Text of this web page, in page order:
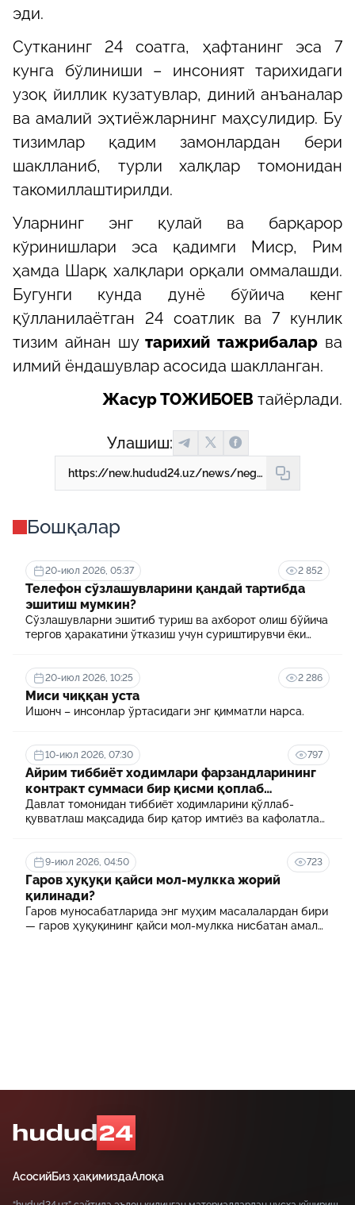
эди.
Сутканинг 24 соатга, ҳафтанинг эса 7
кунга бўлиниши – инсоният тарихидаги
узоқ йиллик кузатувлар, диний анъаналар
ва амалий эҳтиёжларнинг маҳсулидир. Бу
тизимлар қадим замонлардан бери
шаклланиб, турли халқлар томонидан
такомиллаштирилди.
Уларнинг энг қулай ва барқарор
кўринишлари эса қадимги Миср, Рим
ҳамда Шарқ халқлари орқали оммалашди.
Бугунги кунда дунё бўйича кенг
қўлланилаётган 24 соатлик ва 7 кунлик
тизим айнан шутарихий тажрибалар ва
илмий ёндашувлар асосида шаклланган.
Жасур ТОЖИБОЕВ тайёрлади.
Улашиш:
https://new.hudud24.uz/news/nega-khaftada-7-kun-sutkada-esa-24-soat-bor
Бошқалар
20-июл 2026, 05:37 2 852
Телефон сўзлашувларини қандай тартибда
эшитиш мумкин?
Сўзлашувларни эшитиб туриш ва ахборот олиш бўйича
тергов ҳаракатини ўтказиш учун суриштирувчи ёки
20-июл 2026, 10:25 2 286
Миси чиққан уста
Ишонч – инсонлар ўртасидаги энг қимматли нарса.
10-июл 2026, 07:30 797
Айрим тиббиёт ходимлари фарзандларининг
контракт суммаси бир қисми қоплаб
берилади
Давлат томонидан тиббиёт ходимларини қўллаб-
қувватлаш мақсадида бир қатор имтиёз ва кафолатлар
муассасасида ўқиш учун тўланадиган контракт
маблағининг бир қисмини қоплаб бериш тартибидир
9-июл 2026, 04:50 723
Гаров ҳуқуқи қайси мол-мулкка жорий
қилинади?
Гаров муносабатларида энг муҳим масалалардан бири
— гаров ҳуқуқининг қайси мол-мулкка нисбатан амал
АсосийБиз ҳақимиздаАлоқа